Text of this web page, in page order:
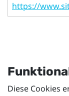
https://
Diese Cookies